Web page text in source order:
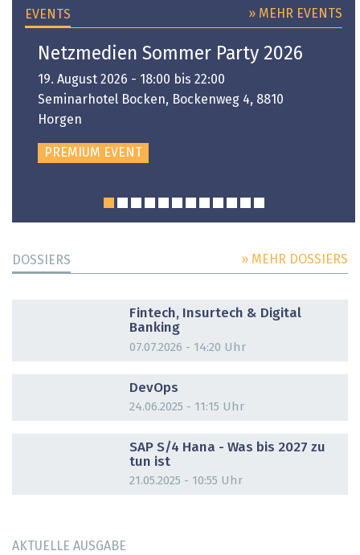
EVENTS » MEHR EVENTS
Netzmedien Sommer Party 2026
19. August 2026 - 18:00 bis 22:00
Seminarhotel Bocken, Bockenweg 4, 8810
Horgen
PREMIUM EVENT
DOSSIERS » MEHR DOSSIERS
Fintech, Insurtech & Digital
Banking
07.07.2026 - 14:20 Uhr
DevOps
24.06.2025 - 11:15 Uhr
SAP S/4 Hana - Was bis 2027 zu
tun ist
21.05.2025 - 10:55 Uhr
AKTUELLE AUSGABE